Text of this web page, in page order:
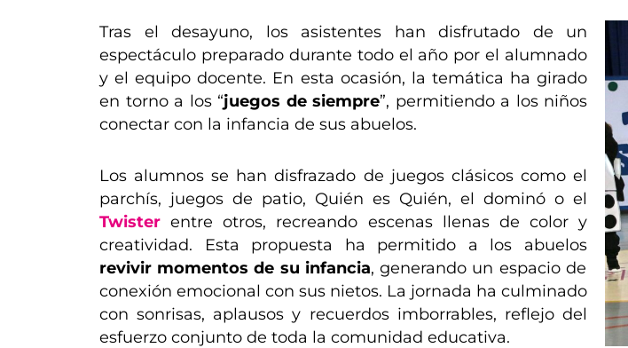
Tras el desayuno, los asistentes han disfrutado de un
espectáculo preparado durante todo el año por el alumnado
y el equipo docente. En esta ocasión, la temática ha girado
en torno a los “juegos de siempre”, permitiendo a los niños
conectar con la infancia de sus abuelos.
Los alumnos se han disfrazado de juegos clásicos como el
parchís, juegos de patio, Quién es Quién, el dominó o el
Twister entre otros, recreando escenas llenas de color y
creatividad. Esta propuesta ha permitido a los abuelos
revivir momentos de su infancia, generando un espacio de
conexión emocional con sus nietos. La jornada ha culminado
con sonrisas, aplausos y recuerdos imborrables, reflejo del
esfuerzo conjunto de toda la comunidad educativa.